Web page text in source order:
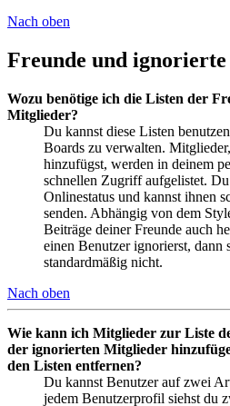
Nach oben
Freunde und
Wozu benötige ich die Listen der
Mitglieder?
Du kannst diese Listen
Boards zu verwalten.
hinzufügst, werden in deinem
schnellen Zugriff aufgelistet. Du
Onlinestatus und kannst ihnen
senden. Abhängig von dem
Beiträge deiner Freunde auch
einen Benutzer ignorierst, dann
standardmäßig nicht.
Nach oben
Wie kann ich Mitglieder zur Liste
der ignorierten Mitglieder
den Listen entfernen?
Du kannst Benutzer auf zwei
jedem Benutzerprofil siehst du